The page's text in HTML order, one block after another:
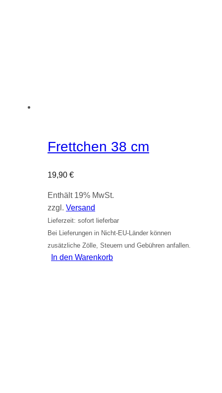
Frettchen 38 cm
19,90 €
Enthält 19% MwSt.
zzgl. Versand
Lieferzeit: sofort lieferbar
Bei Lieferungen in Nicht-EU-Länder können
zusätzliche Zölle, Steuern und Gebühren anfallen.
In den Warenkorb